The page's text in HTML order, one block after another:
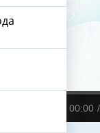
00:00